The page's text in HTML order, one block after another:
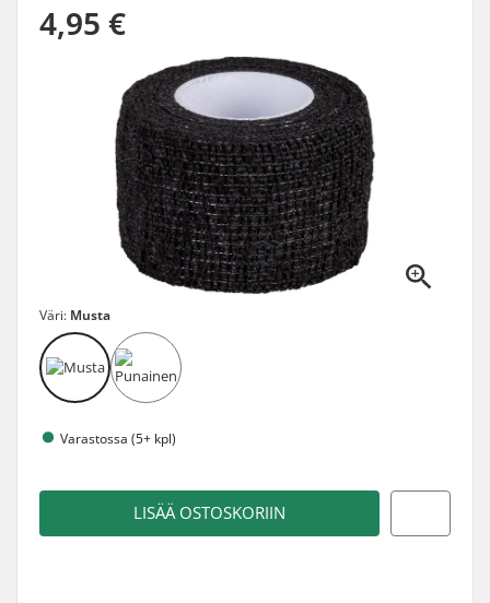
4,95 €
Väri: Musta
Varastossa (5+ kpl)
LISÄÄ OSTOSKORIIN